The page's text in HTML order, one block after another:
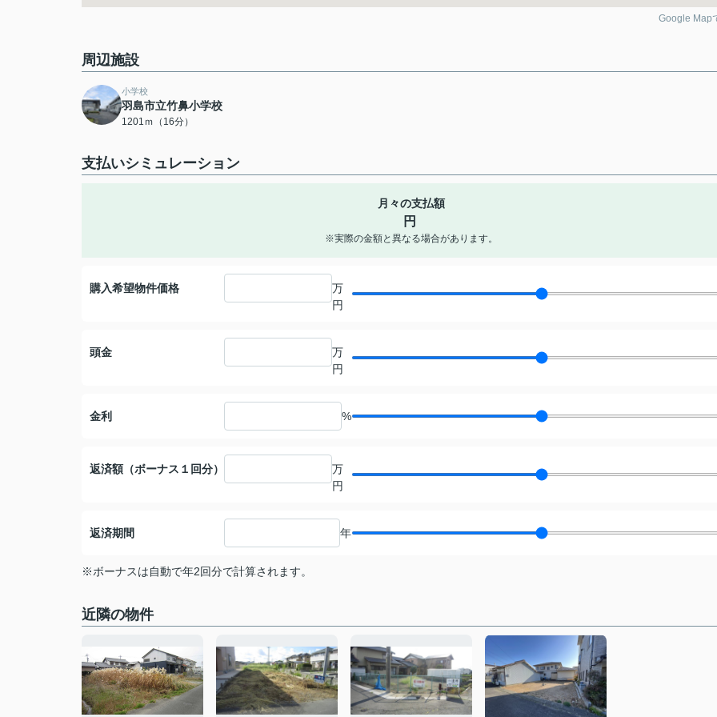
Google Map
周辺施設
小学校
羽島市立竹鼻小学校
1201ｍ（16分）
支払いシミュレーション
月々の支払額
円
※実際の金額と異なる場合があります。
購入希望物件価格
万
円
頭金
万
円
金利 %
返済額（ボーナス１回分）
万
円
返済期間 年
※ボーナスは自動で年2回分で計算されます。
近隣の物件